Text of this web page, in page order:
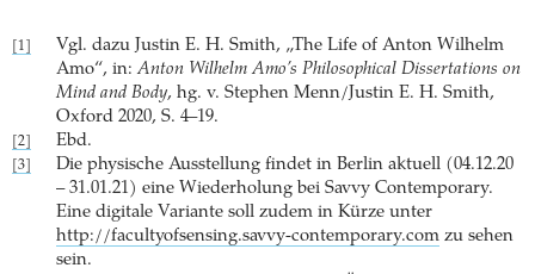
[1]
Vgl. dazu Justin E. H. Smith, „The Life of Anton Wilhelm
Amo“, in:Anton Wilhelm Amo’s Philosophical Dissertations on
Mind and Body, hg. v. Stephen Menn/Justin E. H. Smith,
Oxford 2020, S. 4–19.
[2] Ebd.
[3]
Die physische Ausstellung findet in Berlin aktuell (04.12.20
– 31.01.21) eine Wiederholung bei Savvy Contemporary.
Eine digitale Variante soll zudem in Kürze unter
http://facultyofsensing.savvy-contemporary.com zu sehen
sein.